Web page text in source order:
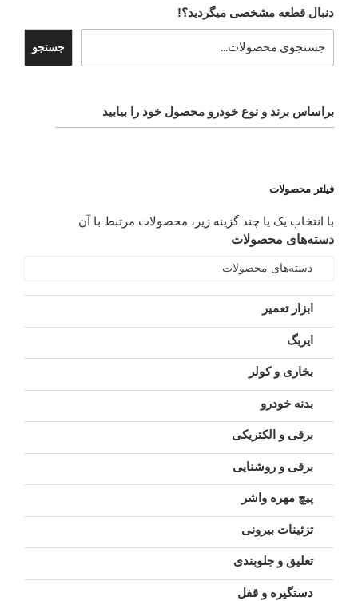
دنبال قطعه مشخصی میگردید؟!
جستجو
براساس برند و نوع خودرو محصول خود را بیابید
فیلتر محصولات
با انتخاب یک یا چند گزینه زیر، محصولات مرتبط با آن
دسته‌های محصولات
دسته‌های محصولات
ابزار تعمیر
ایربگ
بخاری و کولر
بدنه خودرو
برقی و الکتریکی
برقی و روشنایی
پیچ مهره واشر
تزئینات بیرونی
تعلیق و جلوبندی
دستگیره و قفل